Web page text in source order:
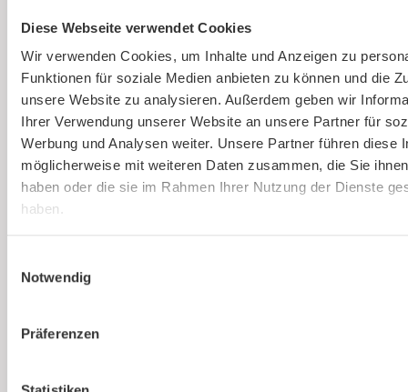
Diese Webseite verwendet Cookies
Wir verwenden Cookies, um Inhalte und Anzeigen zu
Funktionen für soziale Medien anbieten zu können und die
unsere Website zu analysieren. Außerdem geben wir
Ihrer Verwendung unserer Website an unsere Partner für
Werbung und Analysen weiter. Unsere Partner führen diese
möglicherweise mit weiteren Daten zusammen, die Sie
haben oder die sie im Rahmen Ihrer Nutzung der Dienste
haben.
Notwendig
Präferenzen
lassen.
Mehr erfahren
kaer